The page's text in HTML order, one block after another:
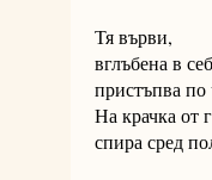
Тя върви,
вглъбена в
пристъпва
На крачка от
спира сред